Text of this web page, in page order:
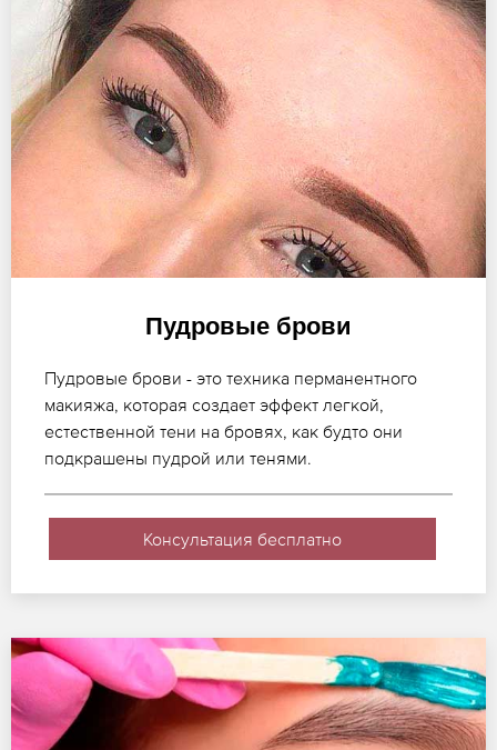
Пудровые брови
Пудровые брови - это техника перманентного
макияжа, которая создает эффект легкой,
естественной тени на бровях, как будто они
подкрашены пудрой или тенями.
Консультация бесплатно